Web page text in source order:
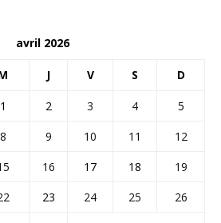
avril 2026
J V S D
1 2 3 4
5
8 9 10 11
12
16 17 18
19
23 24 25
26